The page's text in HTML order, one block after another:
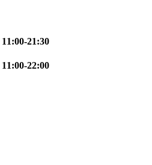
11:00-21:30
11:00-22:00